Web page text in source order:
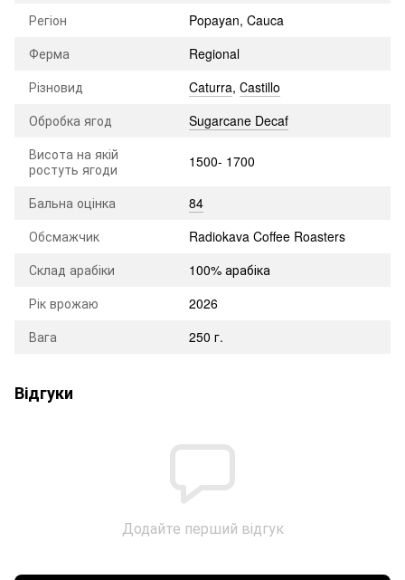
Регіон
Popayan, Cauca
Ферма
Regional
Різновид
Caturra, Сastillo
Обробка ягод
Sugarcane Decaf
Висота на якій
ростуть ягоди
1500- 1700
Бальна оцінка
84
Обсмажчик
Radiokava Coffee Roasters
Склад арабіки
100% арабіка
Рік врожаю
2026
Вага
250 г.
Відгуки
Додайте перший відгук